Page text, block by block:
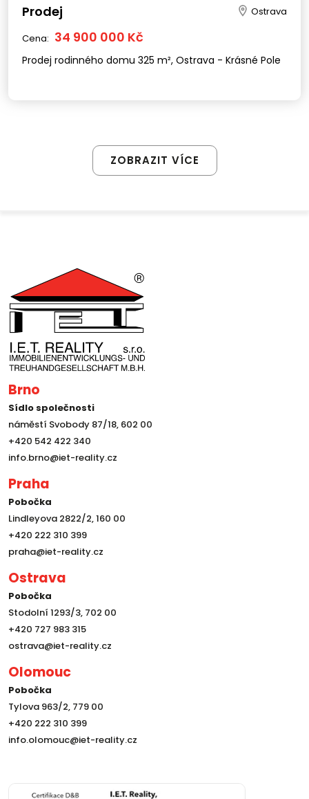
Prodej Ostrava
Cena: 34 900 000 Kč
Prodej rodinného domu 325 m², Ostrava - Krásné Pole
ZOBRAZIT VÍCE
Brno
Sídlo společnosti
náměstí Svobody 87/18, 602 00
+420 542 422 340
info.brno@iet-reality.cz
Praha
Pobočka
Lindleyova 2822/2, 160 00
+420 222 310 399
praha@iet-reality.cz
Ostrava
Pobočka
Stodolní 1293/3, 702 00
+420 727 983 315
ostrava@iet-reality.cz
Olomouc
Pobočka
Tylova 963/2, 779 00
+420 222 310 399
info.olomouc@iet-reality.cz